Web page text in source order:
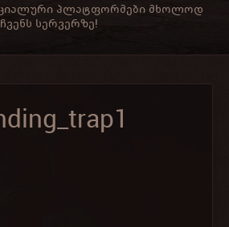
პლატფორმები მხოლოდ
ჩვენს სერვერზე!